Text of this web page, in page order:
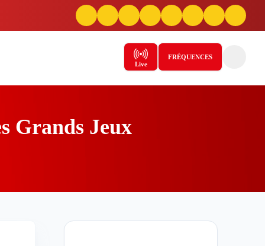
Live
FRÉQUENCES
Grands Jeux